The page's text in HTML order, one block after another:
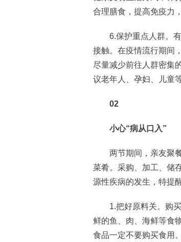
合理膳食，提高免疫力
6.保护重点人群。有
接触。在疫情流行期间
尽量减少前往人群密集
议老年人、孕妇、儿童
02
小心“病从口入”
两节期间，亲友聚餐
菜肴。采购、加工、储
源性疾病的发生，特提
1.把好原料关。购买
鲜的鱼、肉、海鲜等食
食品一定不要购买食用